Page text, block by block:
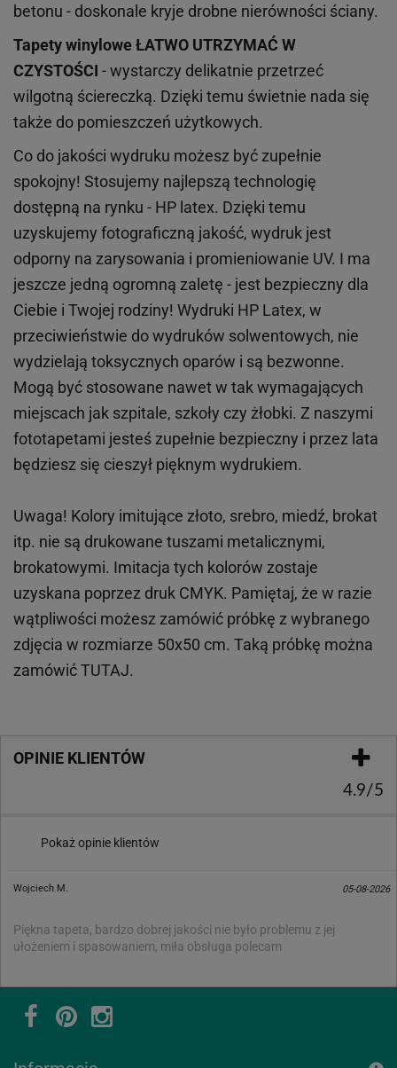
betonu - doskonale kryje drobne nierówności ściany.
Tapety winyloweŁATWO UTRZYMAĆ W
CZYSTOŚCI - wystarczy delikatnie przetrzeć
wilgotną ściereczką. Dzięki temu świetnie nada się
także do pomieszczeń użytkowych.
Co do jakości wydruku możesz być zupełnie
spokojny! Stosujemy najlepszą technologię
dostępną na rynku - HP latex. Dzięki temu
uzyskujemy fotograficzną jakość, wydruk jest
odporny na zarysowania i promieniowanie UV. I ma
jeszcze jedną ogromną zaletę - jest bezpieczny dla
Ciebie i Twojej rodziny! Wydruki HP Latex, w
przeciwieństwie do wydruków solwentowych, nie
wydzielają toksycznych oparów i są bezwonne.
Mogą być stosowane nawet w tak wymagających
miejscach jak szpitale, szkoły czy żłobki. Z naszymi
fototapetami jesteś zupełnie bezpieczny i przez lata
będziesz się cieszył pięknym wydrukiem.
Uwaga! Kolory imitujące złoto, srebro, miedź, brokat
itp. nie są drukowane tuszami metalicznymi,
brokatowymi. Imitacja tych kolorów zostaje
uzyskana poprzez druk CMYK. Pamiętaj, że w razie
wątpliwości możesz zamówić próbkę z wybranego
zdjęcia w rozmiarze 50x50 cm. Taką próbkę można
zamówićTUTAJ.
OPINIE KLIENTÓW
4.9/5
Pokaż opinie klientów
Wojciech M. 05-08-2026
Piękna tapeta, bardzo dobrej jakości nie było problemu z jej
ułożeniem i spasowaniem, miła obsługa polecam